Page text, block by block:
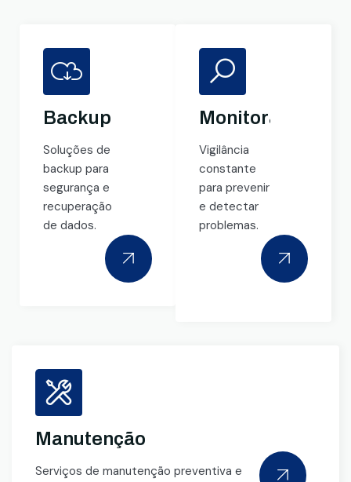
Backup
Soluções de
backup para
segurança e
recuperação
de dados.
Monitoramento
Vigilância
constante
para prevenir
e detectar
problemas.
Manutenção
Serviços de manutenção preventiva e